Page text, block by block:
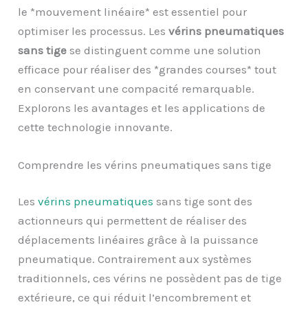
le *mouvement linéaire* est essentiel pour
optimiser les processus. Lesvérins pneumatiques
sans tige se distinguent comme une solution
efficace pour réaliser des *grandes courses* tout
en conservant une compacité remarquable.
Explorons les avantages et les applications de
cette technologie innovante.
Comprendre les vérins pneumatiques sans tige
Lesvérins pneumatiques sans tige sont des
actionneurs qui permettent de réaliser des
déplacements linéaires grâce à la puissance
pneumatique. Contrairement aux systèmes
traditionnels, ces vérins ne possèdent pas de tige
extérieure, ce qui réduit l’encombrement et